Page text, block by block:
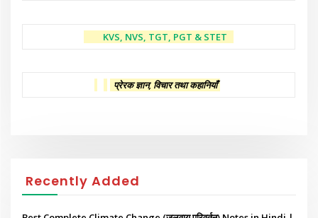
KVS, NVS, TGT, PGT & STET
प्रेरक ज्ञान, विचार तथा कहानियाँ
Recently Added